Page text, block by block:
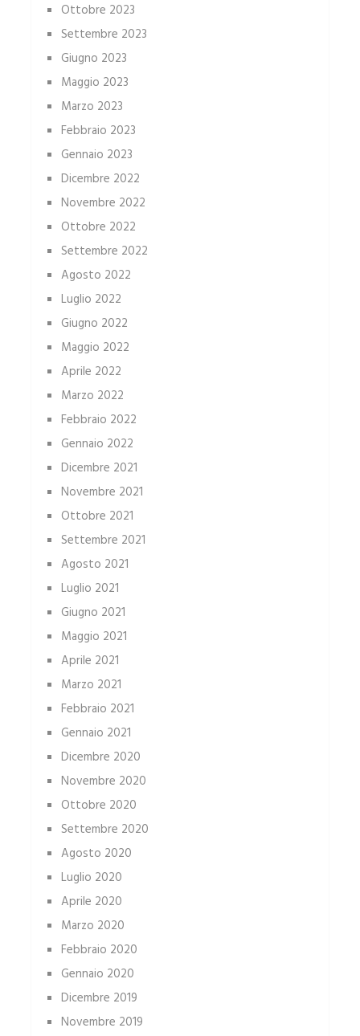
Ottobre 2023
Settembre 2023
Giugno 2023
Maggio 2023
Marzo 2023
Febbraio 2023
Gennaio 2023
Dicembre 2022
Novembre 2022
Ottobre 2022
Settembre 2022
Agosto 2022
Luglio 2022
Giugno 2022
Maggio 2022
Aprile 2022
Marzo 2022
Febbraio 2022
Gennaio 2022
Dicembre 2021
Novembre 2021
Ottobre 2021
Settembre 2021
Agosto 2021
Luglio 2021
Giugno 2021
Maggio 2021
Aprile 2021
Marzo 2021
Febbraio 2021
Gennaio 2021
Dicembre 2020
Novembre 2020
Ottobre 2020
Settembre 2020
Agosto 2020
Luglio 2020
Aprile 2020
Marzo 2020
Febbraio 2020
Gennaio 2020
Dicembre 2019
Novembre 2019